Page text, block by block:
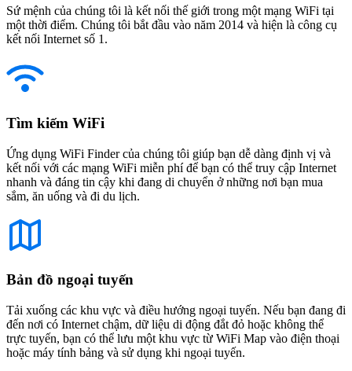
Sứ mệnh của chúng tôi là kết nối thế giới trong một mạng WiFi tại
một thời điểm. Chúng tôi bắt đầu vào năm 2014 và hiện là công cụ
kết nối Internet số 1.
Tìm kiếm WiFi
Ứng dụng WiFi Finder của chúng tôi giúp bạn dễ dàng định vị và
kết nối với các mạng WiFi miễn phí để bạn có thể truy cập Internet
nhanh và đáng tin cậy khi đang di chuyển ở những nơi bạn mua
sắm, ăn uống và đi du lịch.
Bản đồ ngoại tuyến
Tải xuống các khu vực và điều hướng ngoại tuyến. Nếu bạn đang đi
đến nơi có Internet chậm, dữ liệu di động đắt đỏ hoặc không thể
trực tuyến, bạn có thể lưu một khu vực từ WiFi Map vào điện thoại
hoặc máy tính bảng và sử dụng khi ngoại tuyến.